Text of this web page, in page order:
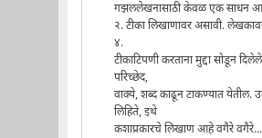
गझललेखनासाठी केवळ एक साधन
२. टीका लिखाणावर असावी.
४.
टीकाटिपणी करताना मुद्दा सोडून
परिच्छेद,
वाक्ये, शब्द काढून टाकण्यात येतील.
लिहिते, इथे
कशाप्रकारचे लिखाण आहे वगैरे वगैरे...